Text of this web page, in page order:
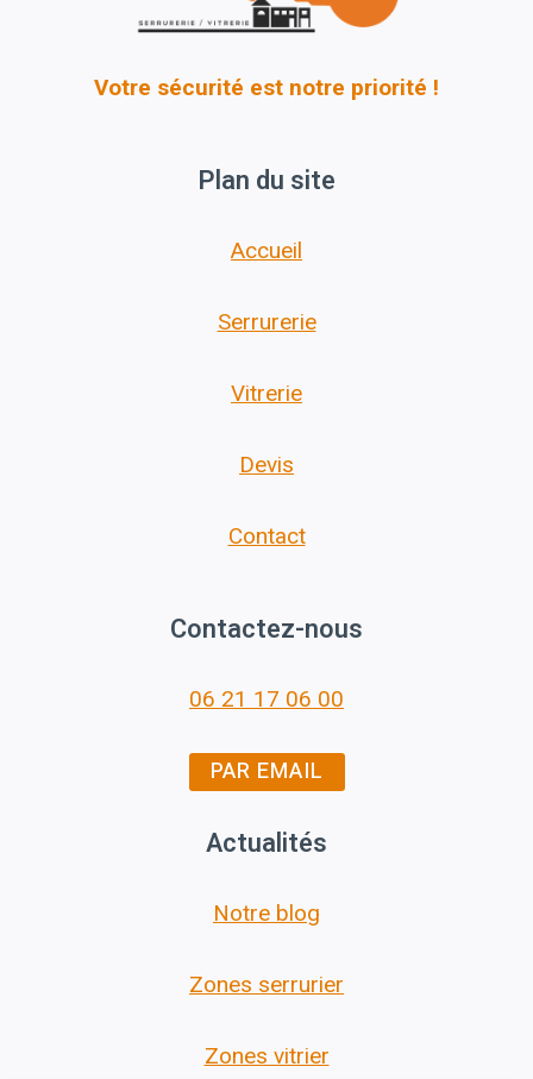
Votre sécurité est notre priorité !
Plan du site
Accueil
Serrurerie
Vitrerie
Devis
Contact
Contactez-nous
06 21 17 06 00
PAR EMAIL
Actualités
Notre blog
Zones serrurier
Zones vitrier